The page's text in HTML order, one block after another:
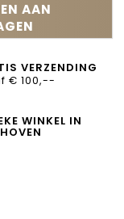
AAN
VERZENDING
€ 100,--
WINKEL IN